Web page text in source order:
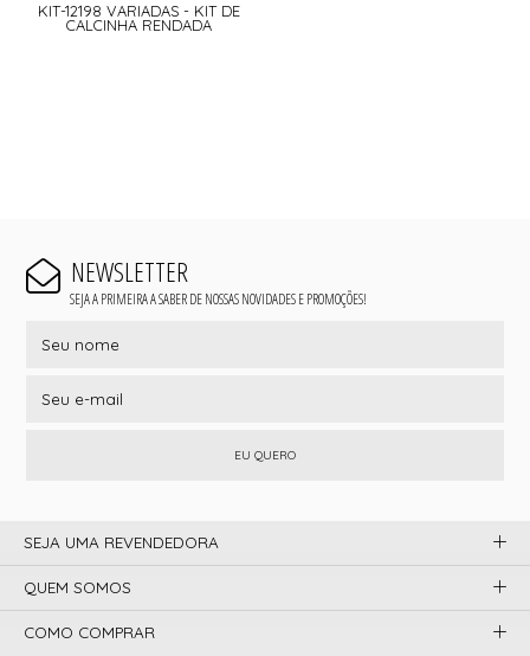
KIT-12198 VARIADAS - KIT DE
CALCINHA RENDADA
NEWSLETTER
SEJA A PRIMEIRA A SABER DE NOSSAS NOVIDADES E PROMOÇÕES!
EU QUERO
SEJA UMA REVENDEDORA
QUEM SOMOS
COMO COMPRAR